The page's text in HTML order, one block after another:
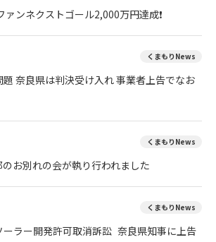
ンネクストゴール2,000万円達成❗
くまもりNews
奈良県は判決受け入れ 事業者上告でなお
くまもりNews
お別れの会が執り行われました
くまもりNews
ーラー開発許可取消訴訟 奈良県知事に上告